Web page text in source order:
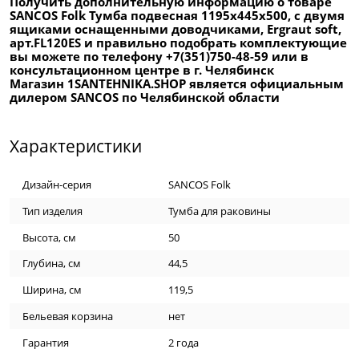
SANCOS Folk Тумба подвесная 1195х445х500, c двумя
ящиками оснащенными доводчиками, Ergraut soft,
арт.FL120ES и правильно подобрать комплектующие
вы можете по телефону +7(351)750-48-59 или в
консультационном центре в г. Челябинск
Магазин 1SANTEHNIKA.SHOP является официальным
дилером SANCOS по Челябинской области
Характеристики
Дизайн-серия
SANCOS Folk
Тип изделия
Тумба для раковины
Высота, см
50
Глубина, см
44,5
Ширина, см
119,5
Бельевая корзина
нет
Гарантия
2 года